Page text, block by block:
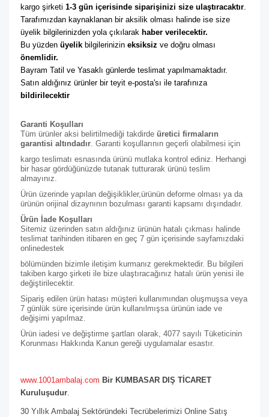
kargo şirketi 1-3 gün içerisinde siparişinizi size ulaştıracaktır.
Tarafımızdan kaynaklanan bir aksilik olması halinde ise size
üyelik bilgilerinizden yola çıkılarak haber verilecektir.
Bu yüzden üyelik bilgilerinizin eksiksiz
önemlidir.
Bayram Tatil ve Yasaklı günlerde teslimat yapılmamaktadır.
Satın aldığınız ürünler bir teyit e-posta'sı ile tarafınıza
bildirilecektir
Garanti Koşulları
Tüm ürünler aksi belirtilmediği takdirde üretici firmaların
garantisi altındadır. Garanti koşullarının geçerli olabilmesi için
kargo teslimatı esnasında ürünü mutlaka kontrol ediniz. Herhangi
bir hasar gördüğünüzde tutanak tutturarak ürünü teslim
almayınız.
Ürün üzerinde yapılan değişiklikler,ürünün deforme olması ya da
ürünün orijinal dizaynının bozulması garanti kapsamı dışındadır.
Ürün İade Koşulları
Sitemiz üzerinden satın aldığınız ürünün hatalı çıkması halinde
teslimat tarihinden itibaren en geç 7 gün içerisinde sayfamızdaki
onlinedestek
bölümünden bizimle iletişim kurmanız gerekmektedir. Bu bilgileri
takiben kargo şirketi ile bize ulaştıracağınız hatalı ürün yenisi ile
değiştirilecektir.
Sipariş edilen ürün hatası müşteri kullanımından oluşmuşsa veya
7 günlük süre içerisinde ürün kullanılmışsa ürünün iade ve
değişimi yapılmaz.
Ürün iadesi ve değiştirme şartları olarak, 4077 sayılı Tüketicinin
Korunması Hakkında Kanun gereği uygulamalar esastır.
www.1001ambalaj.com Bir KUMBASAR DIŞ TİCARET
Kuruluşudur.
30 Yıllık Ambalaj Sektöründeki Tecrübelerimizi Online Satış